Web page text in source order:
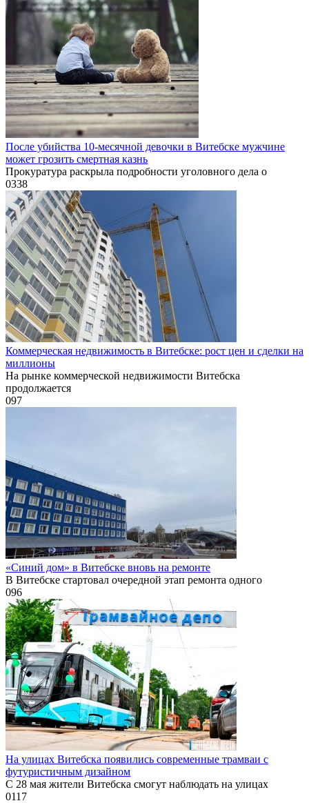
После убийства 10-месячной девочки в Витебске мужчине
может грозить смертная казнь
Прокуратура раскрыла подробности уголовного дела о
0338
Коммерческая недвижимость в Витебске: рост цен и сделки на
миллионы
На рынке коммерческой недвижимости Витебска
продолжается
097
«Синий дом» в Витебске вновь на ремонте
В Витебске стартовал очередной этап ремонта одного
096
На улицах Витебска появились современные трамваи с
футуристичным дизайном
С 28 мая жители Витебска смогут наблюдать на улицах
0117